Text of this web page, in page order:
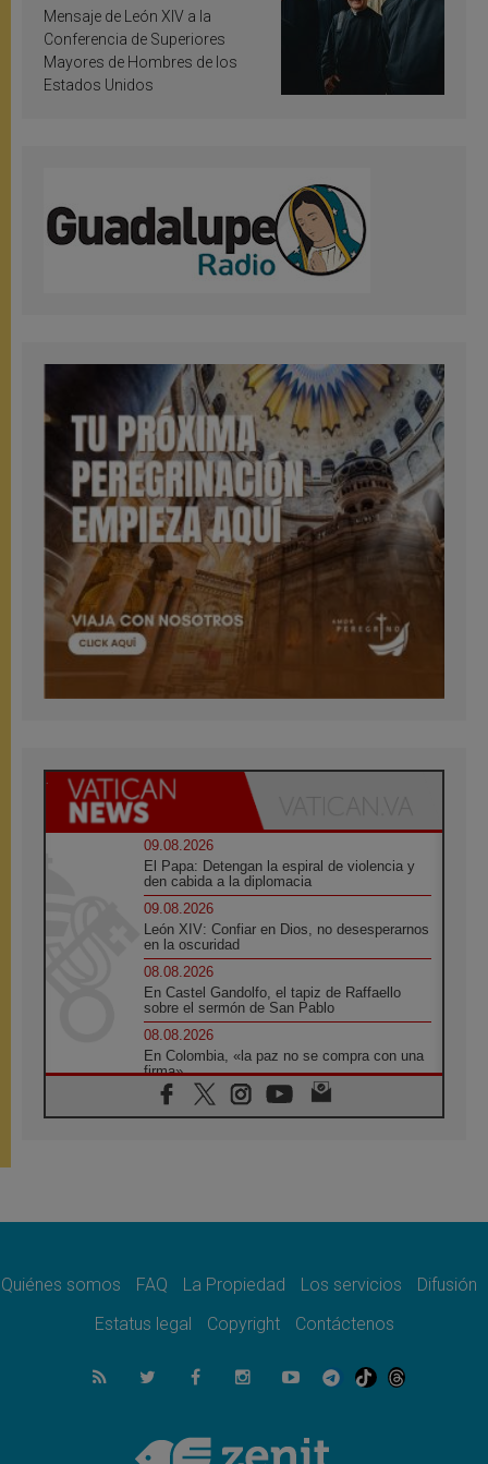
inspiración y santificación
Mensaje de León XIV a la
Conferencia de Superiores
Mayores de Hombres de los
Estados Unidos
09.08.2026
El Papa: Detengan la espiral de violencia y
den cabida a la diplomacia
09.08.2026
León XIV: Confiar en Dios, no desesperarnos
en la oscuridad
08.08.2026
En Castel Gandolfo, el tapiz de Raffaello
sobre el sermón de San Pablo
08.08.2026
En Colombia, «la paz no se compra con una
firma»
08.08.2026
En Venezuela celebraron los 416 años del
08.08.2026
07.08.2026
se convierte en diócesis
Honduras: Los desplazados invisibles de una
crisis olvidada
Bokalic: "En Argentina el Papa León señalará
el compromiso del cristiano"
Quiénes somos FAQ La Propiedad Los servicios
Difusión
Estatus legal
Copyright Contáctenos